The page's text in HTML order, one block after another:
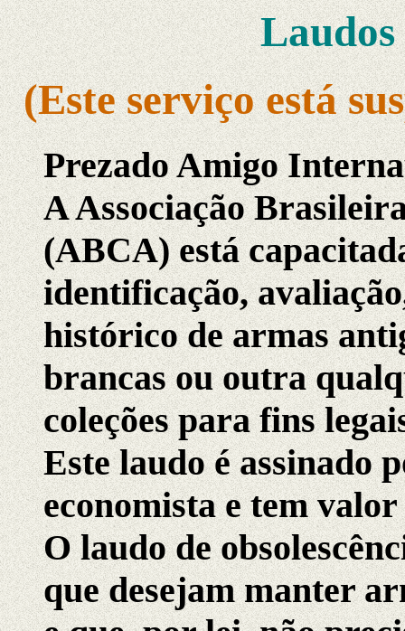
Laudos
(Este serviço está
Prezado Amigo
A Associação
(ABCA) está
identificação,
histórico de armas
brancas ou outra
coleções para fins
Este laudo é assinado
economista e tem
O laudo de
que desejam manter